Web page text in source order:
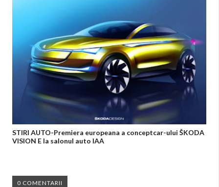
STIRI AUTO-Premiera europeana a conceptcar-ului ŠKODA
VISION E la salonul auto IAA
0 COMENTARII